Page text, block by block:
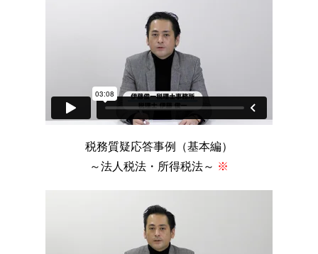
税務質疑応答事例（基本編）
～法人税法・所得税法～ ※